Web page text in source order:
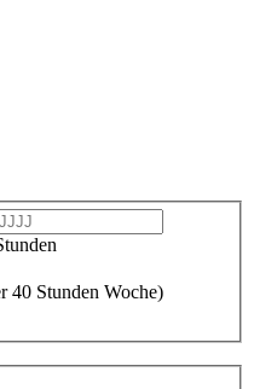
40 Stunden Woche)